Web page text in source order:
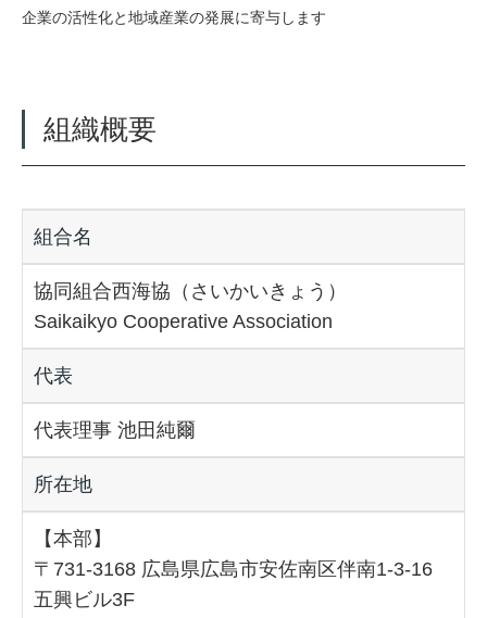
企業の活性化と地域産業の発展に寄与します
組織概要
組合名
協同組合西海協（さいかいきょう）
Saikaikyo Cooperative Association
代表
代表理事 池田純爾
所在地
【本部】
〒731-3168 広島県広島市安佐南区伴南1-3-16
五興ビル3F